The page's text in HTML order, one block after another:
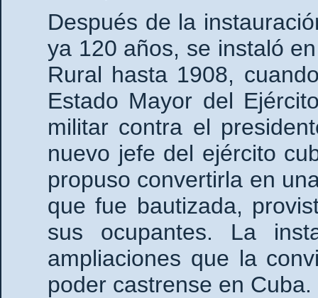
Después de la
ya 120 años, se instaló
Rural hasta 1908,
Estado Mayor del
militar contra el
nuevo jefe del ejército
propuso convertirla en
que fue bautizada,
sus ocupantes. La
ampliaciones que la
poder castrense en Cuba.